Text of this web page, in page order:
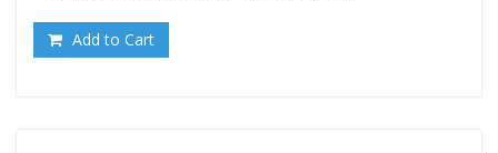
Add to Cart